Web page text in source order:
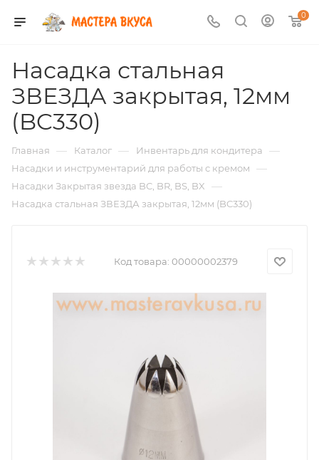
0
Насадка стальная
ЗВЕЗДА закрытая, 12мм
(BC330)
Главная — Каталог — Инвентарь для кондитера —
Насадки и инструментарий для работы с кремом —
Насадки Закрытая звезда BC, BR, BS, BX —
Насадка стальная ЗВЕЗДА закрытая, 12мм (BC330)
Код товара: 00000002379